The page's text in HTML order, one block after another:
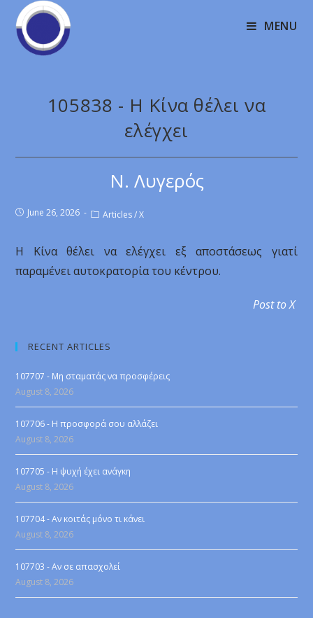
MENU
105838 - Η Κίνα θέλει να
ελέγχει
Ν. Λυγερός
June 26, 2026 Articles / X
Η Κίνα θέλει να ελέγχει εξ αποστάσεως γιατί
παραμένει αυτοκρατορία του κέντρου.
Post to X
RECENT ARTICLES
107707 - Μη σταματάς να προσφέρεις
August 8, 2026
107706 - Η προσφορά σου αλλάζει
August 8, 2026
107705 - Η ψυχή έχει ανάγκη
August 8, 2026
107704 - Αν κοιτάς μόνο τι κάνει
August 8, 2026
107703 - Αν σε απασχολεί
August 8, 2026